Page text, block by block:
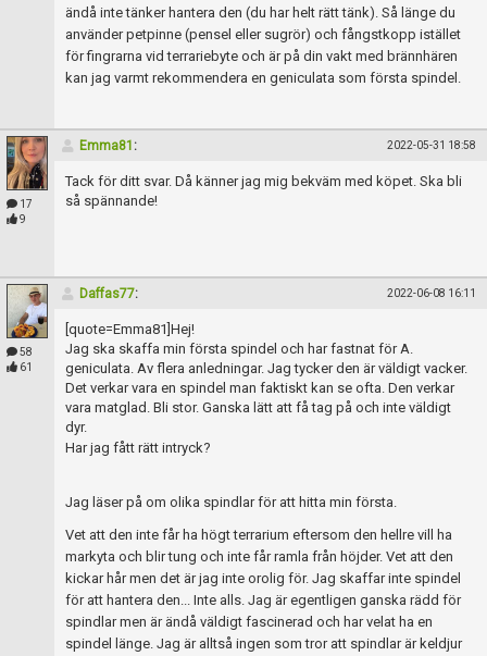
ändå inte tänker hantera den (du har helt rätt tänk). Så länge du
använder petpinne (pensel eller sugrör) och fångstkopp istället
för fingrarna vid terrariebyte och är på din vakt med brännhären
kan jag varmt rekommendera en geniculata som första spindel.
17
9
Emma81 : 2022-05-31 18:58
Tack för ditt svar. Då känner jag mig bekväm med köpet. Ska bli
så spännande!
58
61
Daffas77: 2022-06-08 16:11
[quote=Emma81]Hej!
Jag ska skaffa min första spindel och har fastnat för A.
geniculata. Av flera anledningar. Jag tycker den är väldigt vacker.
Det verkar vara en spindel man faktiskt kan se ofta. Den verkar
vara matglad. Bli stor. Ganska lätt att få tag på och inte väldigt
dyr.
Har jag fått rätt intryck?
Jag läser på om olika spindlar för att hitta min första.
Vet att den inte får ha högt terrarium eftersom den hellre vill ha
markyta och blir tung och inte får ramla från höjder. Vet att den
kickar hår men det är jag inte orolig för. Jag skaffar inte spindel
för att hantera den... Inte alls. Jag är egentligen ganska rädd för
spindlar men är ändå väldigt fascinerad och har velat ha en
spindel länge. Jag är alltså ingen som tror att spindlar är keldjur